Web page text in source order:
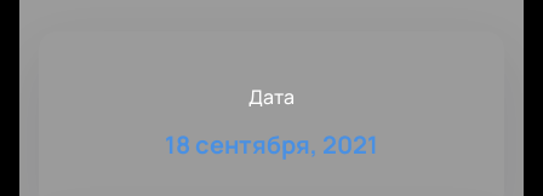
Дата
18 сентября, 2021